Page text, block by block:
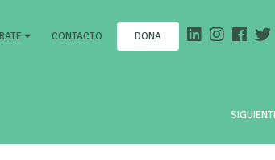
CONTACTO DONA